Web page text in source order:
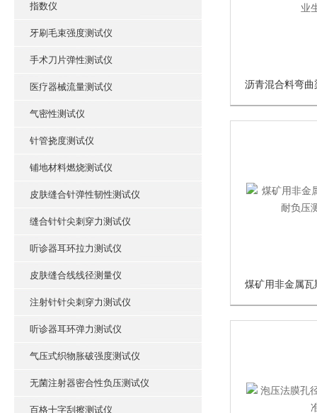
指数仪
牙刷毛束强度测试仪
手术刀片弹性测试仪
医疗器械流量测试仪
气密性测试仪
针管挠度测试仪
铺地材料燃烧测试仪
皮肤缝合针弹性韧性测试仪
缝合针针尖刺穿力测试仪
听诊器耳环拉力测试仪
皮肤缝合线线径测量仪
注射针针尖刺穿力测试仪
听诊器耳环弹力测试仪
气压式织物胀破强度测试仪
无菌注射器密合性负压测试仪
百格十字刮擦测试仪